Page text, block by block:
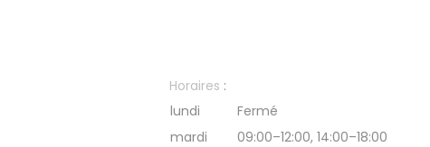
Horaires :
lundi
Fermé
mardi
09:00–12:00, 14:00–18:00